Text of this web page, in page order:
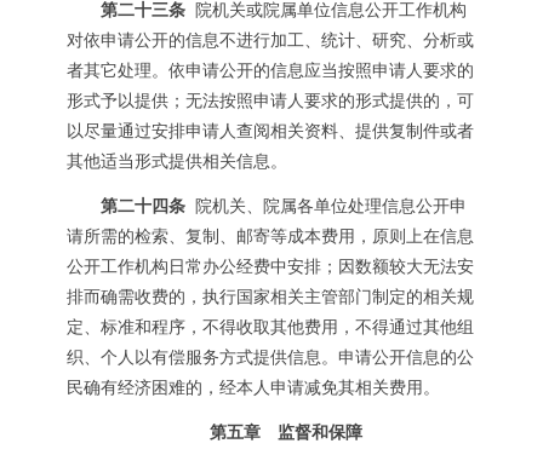
第二十三条 院机关或院属单位信息公开工作机构
对依申请公开的信息不进行加工、统计、研究、分析或
者其它处理。依申请公开的信息应当按照申请人要求的
形式予以提供；无法按照申请人要求的形式提供的，可
以尽量通过安排申请人查阅相关资料、提供复制件或者
其他适当形式提供相关信息。
第二十四条 院机关、院属各单位处理信息公开申
请所需的检索、复制、邮寄等成本费用，原则上在信息
公开工作机构日常办公经费中安排；因数额较大无法安
排而确需收费的，执行国家相关主管部门制定的相关规
定、标准和程序，不得收取其他费用，不得通过其他组
织、个人以有偿服务方式提供信息。申请公开信息的公
民确有经济困难的，经本人申请减免其相关费用。
第五章 监督和保障